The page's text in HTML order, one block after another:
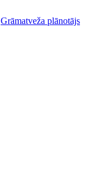
Grāmatveža plānotājs